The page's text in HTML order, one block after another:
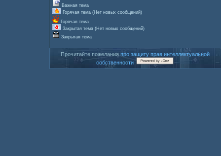
Важная тема
Горячая тема (Нет новых сообщений)
Горячая тема
Закрытая тема (Нет новых сообщений)
Закрытая тема
Прочитайте пожелания про защиту прав интеллектуальной
собственности